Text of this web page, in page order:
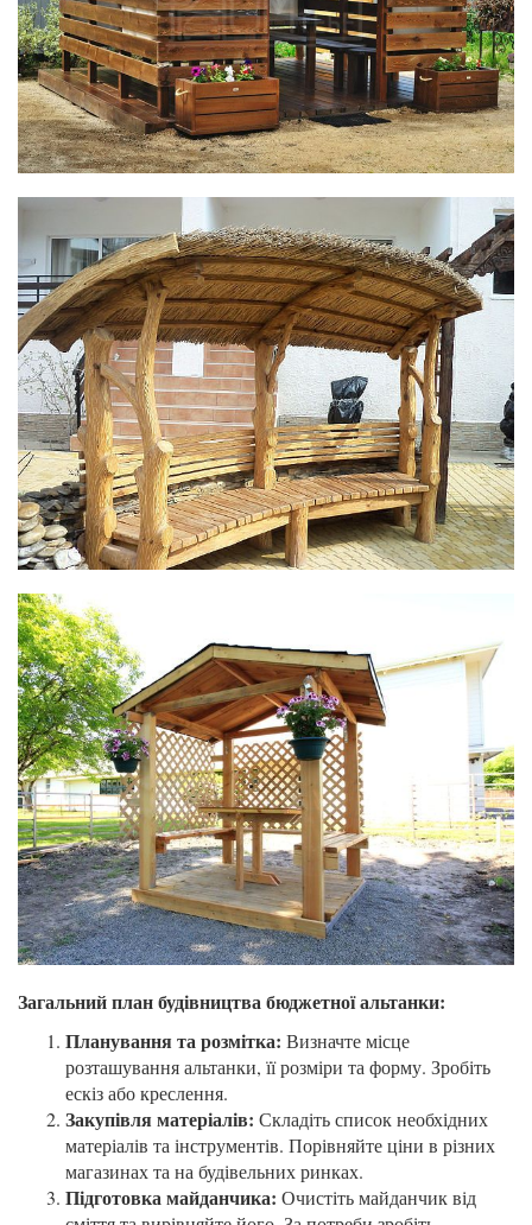
Загальний план будівництва бюджетної альтанки:
Планування та розмітка: Визначте місце
розташування альтанки, її розміри та форму. Зробіть
ескіз або креслення.
Закупівля матеріалів: Складіть список необхідних
матеріалів та інструментів. Порівняйте ціни в різних
магазинах та на будівельних ринках.
Підготовка майданчика: Очистіть майданчик від